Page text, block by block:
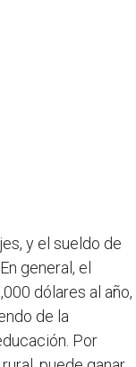
y el sueldo de
general, el
dólares al año,
de la
Por